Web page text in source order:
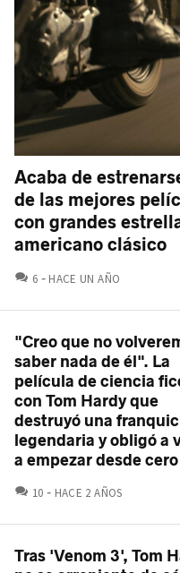
Acaba de
de las mejores
con grandes
americano clásico
6 COMENTARIOS
HACE UN AÑO
"Creo que no
saber nada de él". La
película de ciencia
con Tom Hardy que
destruyó una
legendaria y obligó a
a empezar desde cero
10 COMENTARIOS
HACE 2 AÑOS
Tras 'Venom 3', Tom